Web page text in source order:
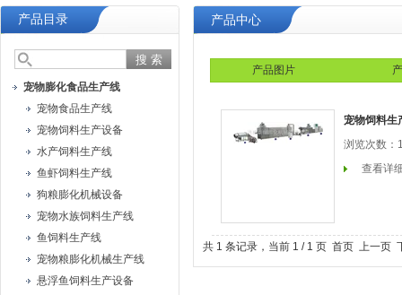
产品目录
宠物膨化食品生产线
宠物食品生产线
宠物饲料生产设备
水产饲料生产线
鱼虾饲料生产线
狗粮膨化机械设备
宠物水族饲料生产线
鱼饲料生产线
宠物粮膨化机械生产线
悬浮鱼饲料生产设备
产品中心
产品图片
宠物饲料生
浏览次数：
查看详
共 1 条记录，当前 1 / 1 页 首页 上一页